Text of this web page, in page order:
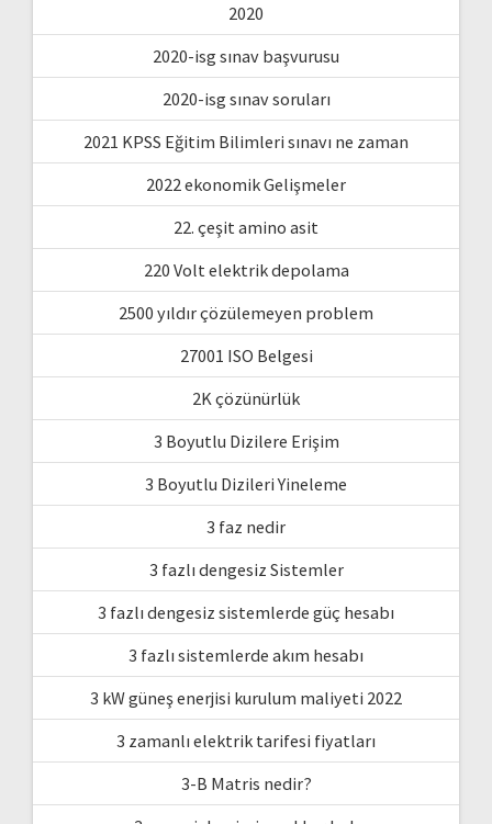
2020
2020-isg sınav başvurusu
2020-isg sınav soruları
2021 KPSS Eğitim Bilimleri sınavı ne zaman
2022 ekonomik Gelişmeler
22. çeşit amino asit
220 Volt elektrik depolama
2500 yıldır çözülemeyen problem
27001 ISO Belgesi
2K çözünürlük
3 Boyutlu Dizilere Erişim
3 Boyutlu Dizileri Yineleme
3 faz nedir
3 fazlı dengesiz Sistemler
3 fazlı dengesiz sistemlerde güç hesabı
3 fazlı sistemlerde akım hesabı
3 kW güneş enerjisi kurulum maliyeti 2022
3 zamanlı elektrik tarifesi fiyatları
3-B Matris nedir?